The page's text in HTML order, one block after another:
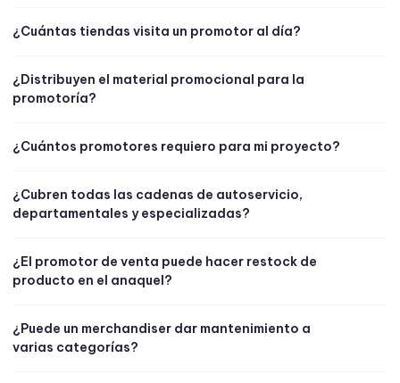
¿Cuántas tiendas visita un promotor al día?
¿Distribuyen el material promocional para la
promotoría?
¿Cuántos promotores requiero para mi proyecto?
¿Cubren todas las cadenas de autoservicio,
departamentales y especializadas?
¿El promotor de venta puede hacer restock de
producto en el anaquel?
¿Puede un merchandiser dar mantenimiento a
varias categorías?